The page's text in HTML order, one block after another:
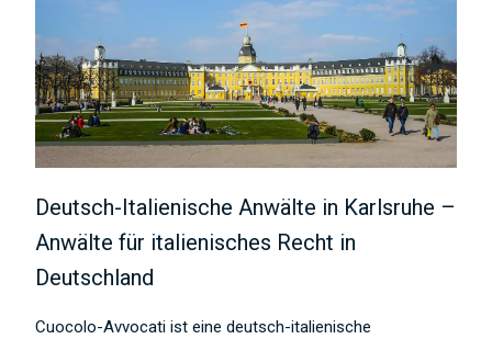
Deutsch-Italienische Anwälte in Karlsruhe –
Anwälte für italienisches Recht in
Deutschland
Cuocolo-Avvocati ist eine deutsch-italienische